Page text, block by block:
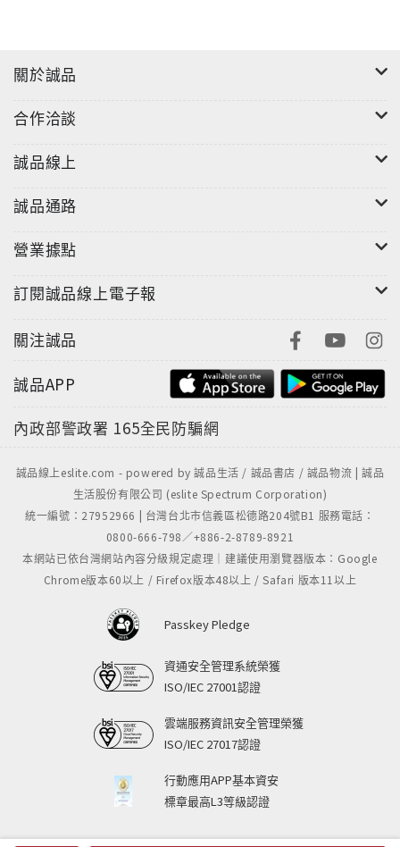
關於誠品
合作洽談
誠品線上
誠品通路
營業據點
訂閱誠品線上電子報
關注誠品
誠品APP
內政部警政署 165全民防騙網
誠品線上eslite.com - powered by 誠品生活 / 誠品書店 / 誠品物流 | 誠品
生活股份有限公司 (eslite Spectrum Corporation)
統一編號：27952966 | 台灣台北市信義區松德路204號B1 服務電話：
0800-666-798／+886-2-8789-8921
本網站已依台灣網站內容分級規定處理｜建議使用瀏覽器版本：Google
Chrome版本60以上 / Firefox版本48以上 / Safari 版本11以上
Passkey Pledge
資通安全管理系統榮獲
ISO/IEC 27001認證
雲端服務資訊安全管理榮獲
ISO/IEC 27017認證
行動應用APP基本資安
標章最高L3等級認證